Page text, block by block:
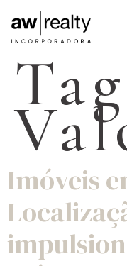
Imóveis